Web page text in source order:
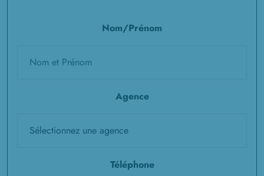
Nom/Prénom
Agence
Téléphone